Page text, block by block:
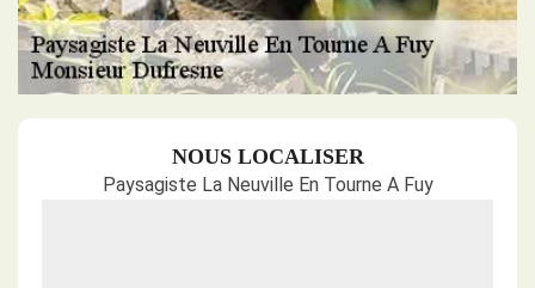
NOUS LOCALISER
Paysagiste La Neuville En Tourne A Fuy